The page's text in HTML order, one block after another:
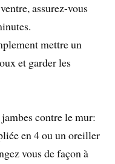
assurez-vous
mettre un
et garder les
jambes contre le mur:
en 4 ou un oreiller
vous de façon à